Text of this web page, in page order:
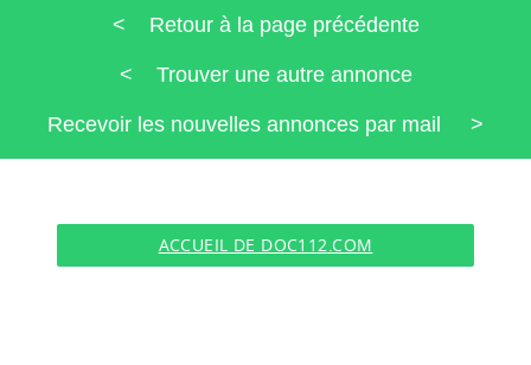
< Retour à la page précédente
< Trouver une autre annonce
Recevoir les nouvelles annonces par mail >
ACCUEIL DE DOC112.COM